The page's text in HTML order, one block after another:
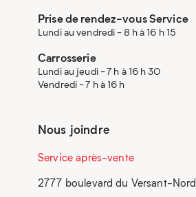
Prise de rendez-vous Service
Lundi au vendredi - 8 h à 16 h 15
Carrosserie
Lundi au jeudi - 7 h à 16 h 30
Vendredi - 7 h à 16 h
Nous joindre
Service après-vente
2777 boulevard du Versant-Nord